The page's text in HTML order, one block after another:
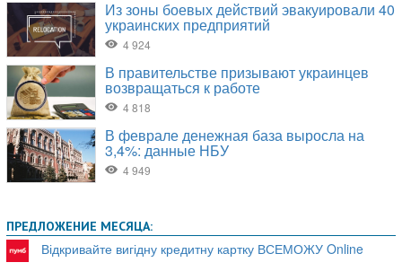
ПРЕДЛОЖЕНИЕ МЕСЯЦА:
Відкривайте вигідну кредитну картку ВСЕМОЖУ Online